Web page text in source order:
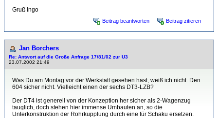
Gruß Ingo
Beitrag beantworten Beitrag zitieren
Jan Borchers
Re: Antwort auf die Große Anfrage 17/81/02 zur U3
23.07.2002 21:49
Was Du am Montag vor der Werkstatt gesehen hast, weiß ich nicht. Den
604 sicher nicht. Vielleicht einen der sechs DT3-LZB?
Der DT4 ist generell von der Konzeption her sicher als 2-Wagenzug
tauglich, doch stehen hier immense Umbauten an, so die
Unterkonstruktion der Rohrkupplung durch eine für Schaku ersetzen.